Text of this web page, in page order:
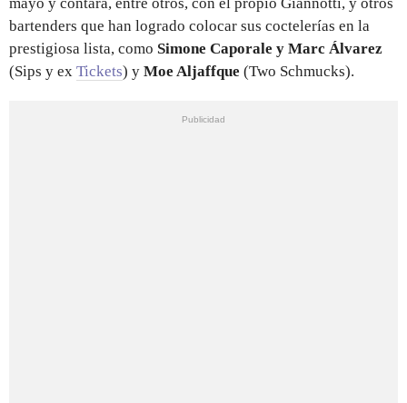
bartenders que han logrado colocar sus coctelerías en la
prestigiosa lista, como Simone Caporale y Marc Álvarez
(Sips y ex Tickets) y Moe Aljaffque (Two Schmucks).